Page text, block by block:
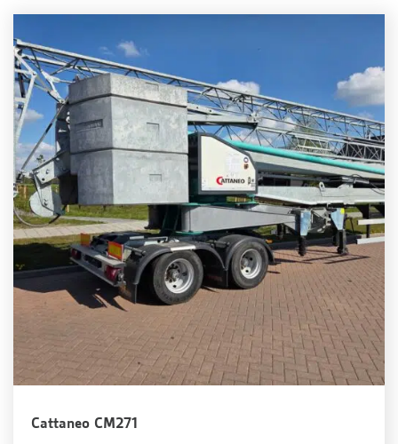
Cattaneo CM271